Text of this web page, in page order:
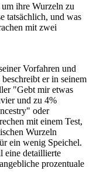
ihre Wurzeln zu
tatsächlich, und was
mit zwei
Vorfahren und
er in seinem
"Gebt mir etwas
und zu 4%
oder
mit einem Test,
Wurzeln
ein wenig Speichel.
eine detaillierte
prozentuale